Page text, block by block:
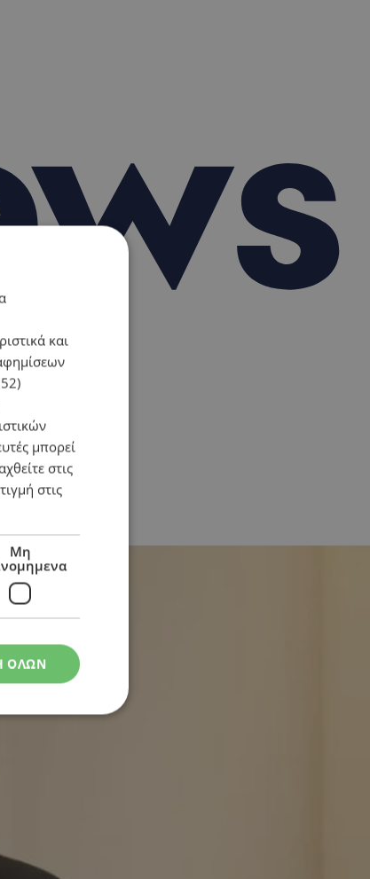
και
μπορεί
στις
στις
Μη
ΟΛΩΝ